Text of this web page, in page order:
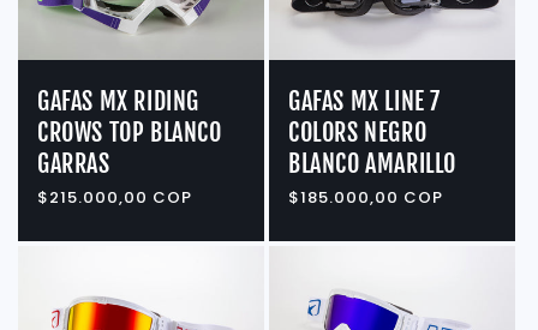
GAFAS MX RIDING
CROWS TOP BLANCO
GARRAS
Precio
$215.000,00 COP
GAFAS MX LINE 7
COLORS NEGRO
BLANCO AMARILLO
Precio
$185.000,00 COP